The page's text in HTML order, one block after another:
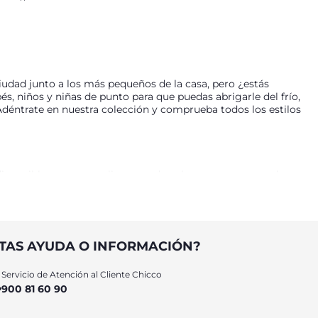
junto a los más pequeños de la casa, pero ¿estás
niños y niñas de punto para que puedas abrigarle del frío,
en nuestra colección y comprueba todos los estilos
Elige los más divertidos, desde elegantes rayas en
día más tranquilo en el parque o ir a dar un paseo en
o con una camisa? Añade este básico a su armario.
unicornios o divertidos volantes que darán un
AYUDA O INFORMACIÓN?
Servicio de Atención al Cliente Chicco
900 81 60 90